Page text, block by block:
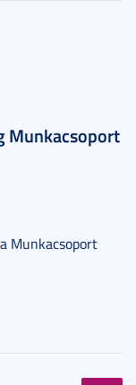
Munkacsoport
Munkacsoport